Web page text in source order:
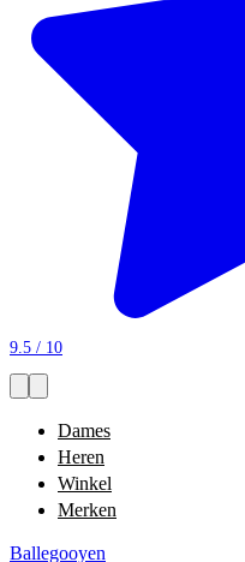
9.5 / 10
Dames
Heren
Winkel
Merken
Ballegooyen